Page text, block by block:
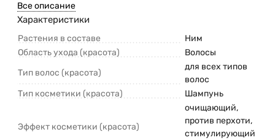
Все описание
Характеристики
Растения в составе
Ним
Область ухода (красота)
Волосы
Тип волос (красота)
для всех типов
волос
Тип косметики (красота)
Шампунь
Эффект косметики (красота)
очищающий,
против перхоти,
стимулирующий